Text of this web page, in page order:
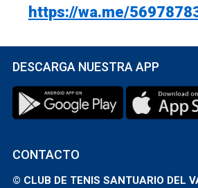
https://wa.me/
DESCARGA NUESTRA APP
CONTACTO
© CLUB DE TENIS SANTUARIO DEL